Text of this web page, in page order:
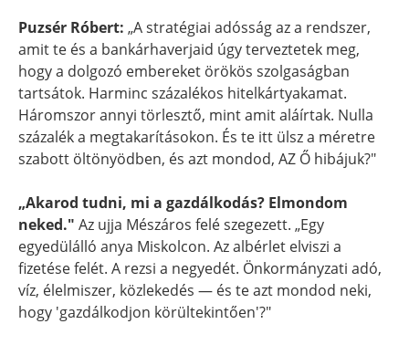
Puzsér Róbert: „A stratégiai adósság az a rendszer,
amit te és a bankárhaverjaid úgy terveztetek meg,
hogy a dolgozó embereket örökös szolgaságban
tartsátok. Harminc százalékos hitelkártyakamat.
Háromszor annyi törlesztő, mint amit aláírtak. Nulla
százalék a megtakarításokon. És te itt ülsz a méretre
szabott öltönyödben, és azt mondod, AZ Ő hibájuk?"
„Akarod tudni, mi a gazdálkodás? Elmondom
neked." Az ujja Mészáros felé szegezett. „Egy
egyedülálló anya Miskolcon. Az albérlet elviszi a
fizetése felét. A rezsi a negyedét. Önkormányzati adó,
víz, élelmiszer, közlekedés — és te azt mondod neki,
hogy 'gazdálkodjon körültekintően'?"